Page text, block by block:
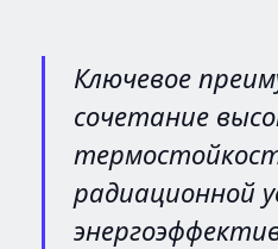
Ключевое
сочетание
радиационной